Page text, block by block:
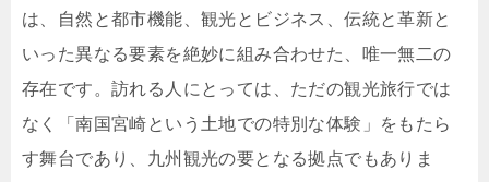
は、自然と都市機能、観光とビジネス、伝統と革新と
いった異なる要素を絶妙に組み合わせた、唯一無二の
存在です。訪れる人にとっては、ただの観光旅行では
なく「南国宮崎という土地での特別な体験」をもたら
す舞台であり、九州観光の要となる拠点でもありま